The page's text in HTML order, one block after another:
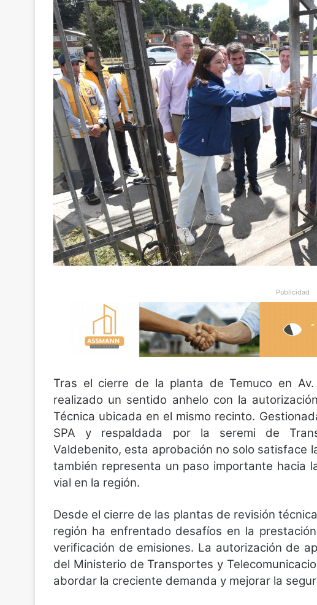
Publicidad
Tras el cierre de la planta de Temuco en
realizado un sentido anhelo con la
Técnica ubicada en el mismo recinto.
SPA y respaldada por la seremi de
Valdebenito, esta aprobación no solo satisface
también representa un paso importante hacia
vial en la región.
Desde el cierre de las plantas de revisión
región ha enfrentado desafíos en la
verificación de emisiones. La autorización de
del Ministerio de Transportes y
abordar la creciente demanda y mejorar la